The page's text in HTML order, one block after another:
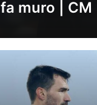
fa muro | CM